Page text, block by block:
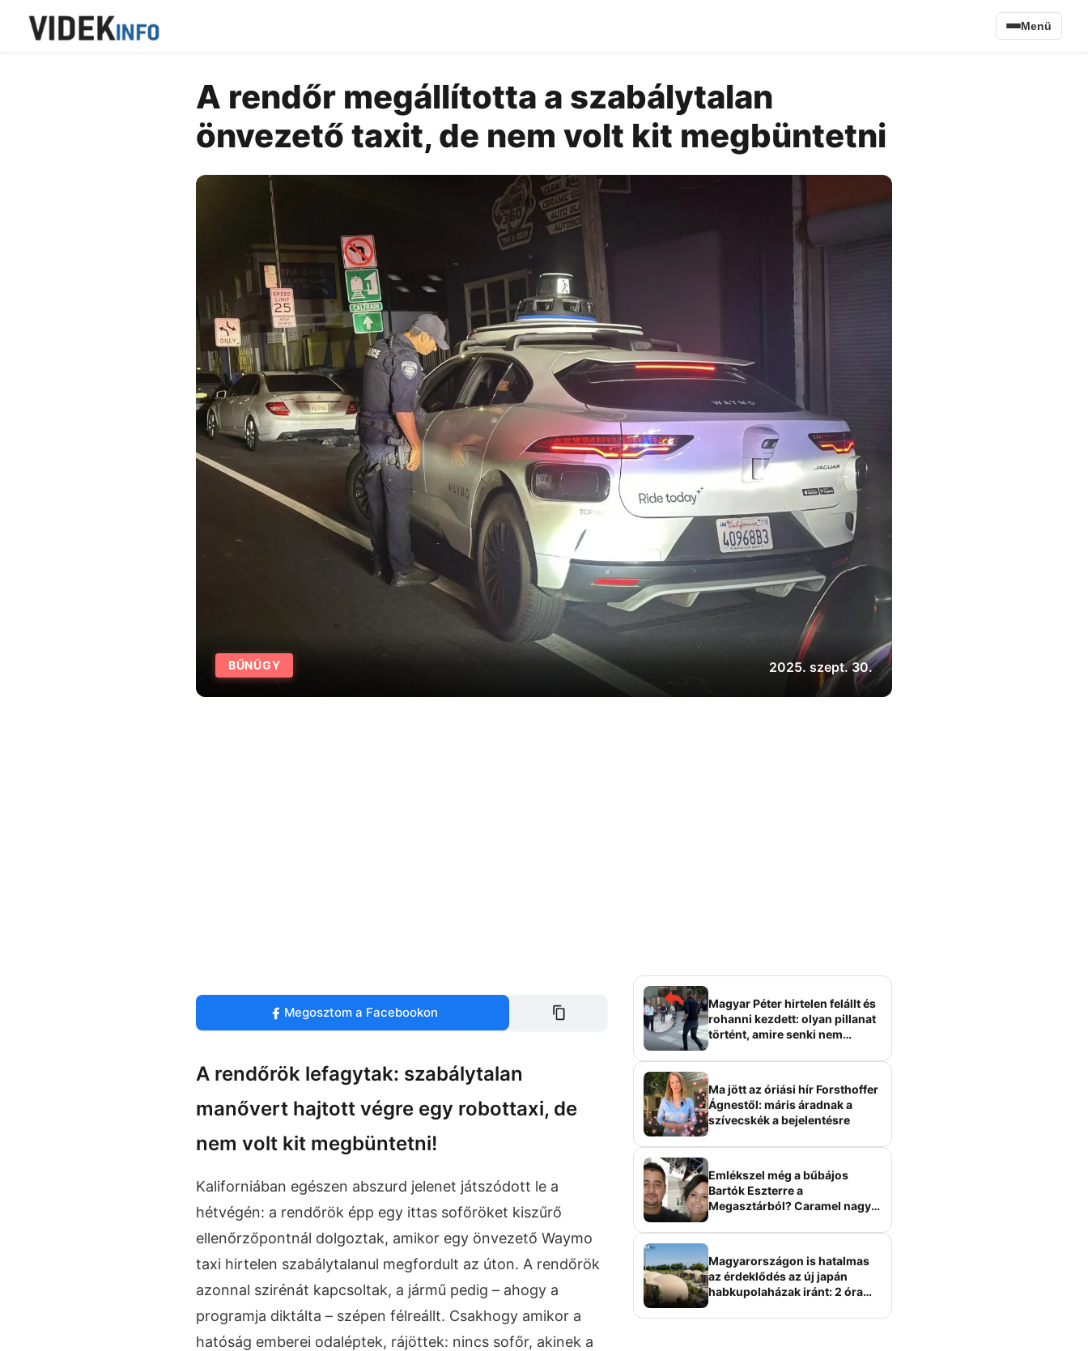
Menü
A rendőr megállította a szabálytalan
önvezető taxit, de nem volt kit megbüntetni
BŰNÜGY 2025. szept. 30.
Megosztom a Facebookon
A rendőrök lefagytak: szabálytalan
manővert hajtott végre egy robottaxi, de
nem volt kit megbüntetni!
Kaliforniában egészen abszurd jelenet játszódott le a
hétvégén: a rendőrök épp egy ittas sofőröket kiszűrő
ellenőrzőpontnál dolgoztak, amikor egy önvezető Waymo
taxi hirtelen szabálytalanul megfordult az úton. A rendőrök
azonnal szirénát kapcsoltak, a jármű pedig – ahogy a
programja diktálta – szépen félreállt. Csakhogy amikor a
hatóság emberei odaléptek, rájöttek: nincs sofőr, akinek a
Magyar Péter hirtelen felállt és
rohanni kezdett: olyan pillanat
történt, amire senki nem
Ma jött az óriási hír Forsthoffer
Ágnestől: máris áradnak a
szívecskék a bejelentésre
Emlékszel még a bűbájos
Bartók Eszterre a
Megasztárból? Caramel nagy
Magyarországon is hatalmas
az érdeklődés az új japán
habkupolaházak iránt: 2 óra
elképesztő áron hirdetik őket